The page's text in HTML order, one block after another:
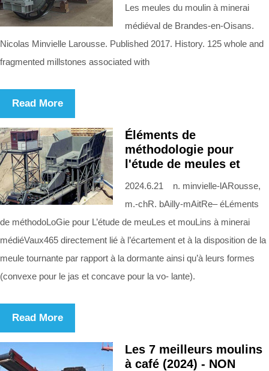
Les meules du moulin à minerai
médiéval de Brandes-en-Oisans.
Nicolas Minvielle Larousse. Published 2017. History. 125 whole and
fragmented millstones associated with
Read More
Éléments de
méthodologie pour
l'étude de meules et
2024.6.21 n. minvielle-lARousse,
m.-chR. bAilly-mAitRe– éLéments
de méthodoLoGie pour L’étude de meuLes et mouLins à minerai
médiéVaux465 directement lié à l’écartement et à la disposition de la
meule tournante par rapport à la dormante ainsi qu’à leurs formes
(convexe pour le jas et concave pour la vo- lante).
Read More
Les 7 meilleurs moulins
à café (2024) - NON